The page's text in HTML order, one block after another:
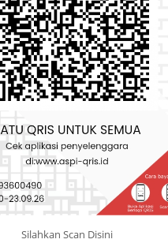
Silahkan Scan Disini